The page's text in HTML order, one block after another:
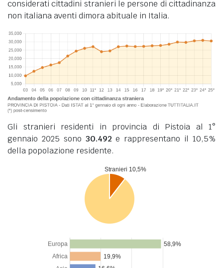
considerati cittadini stranieri le persone di cittadinanza
non italiana aventi dimora abituale in Italia.
Gli stranieri residenti in provincia di Pistoia al 1°
gennaio 2025 sono 30.492 e rappresentano il 10,5%
della popolazione residente.